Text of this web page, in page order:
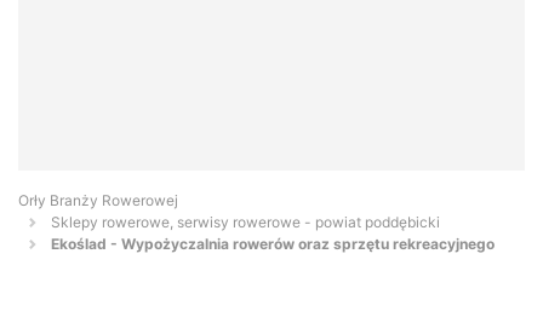
Orły Branży Rowerowej
Sklepy rowerowe, serwisy rowerowe - powiat poddębicki
Ekoślad - Wypożyczalnia rowerów oraz sprzętu rekreacyjnego